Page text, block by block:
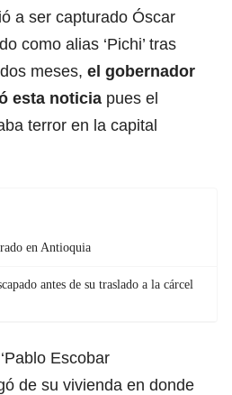
a ser capturado Óscar
como alias ‘Pichi’ tras
meses, el gobernador
esta noticia pues el
terror en la capital
en Antioquia
antes de su traslado a la cárcel
Escobar
de su vivienda en donde